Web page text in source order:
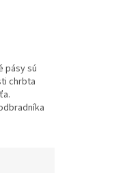
pásy sú
chrbta